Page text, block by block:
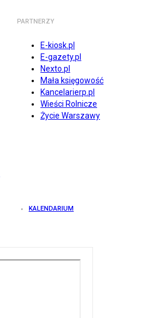
PARTNERZY
E-kiosk.pl
E-gazety.pl
Nexto.pl
Mała księgowość
Kancelarierp.pl
Wieści Rolnicze
Życie Warszawy
KALENDARIUM